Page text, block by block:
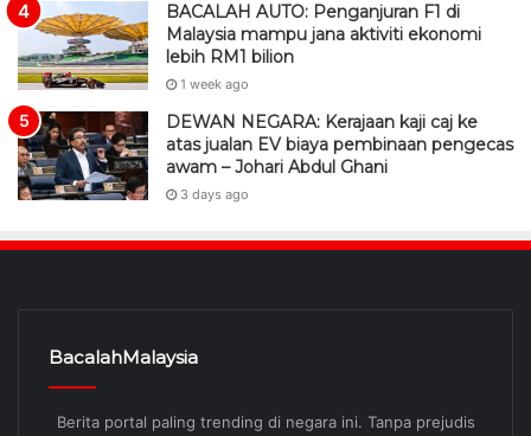
BACALAH AUTO: Penganjuran F1 di
Malaysia mampu jana aktiviti ekonomi
lebih RM1 bilion
1 week ago
DEWAN NEGARA: Kerajaan kaji caj ke
atas jualan EV biaya pembinaan pengecas
awam – Johari Abdul Ghani
3 days ago
BacalahMalaysia
Berita portal paling trending di negara ini. Tanpa prejudis